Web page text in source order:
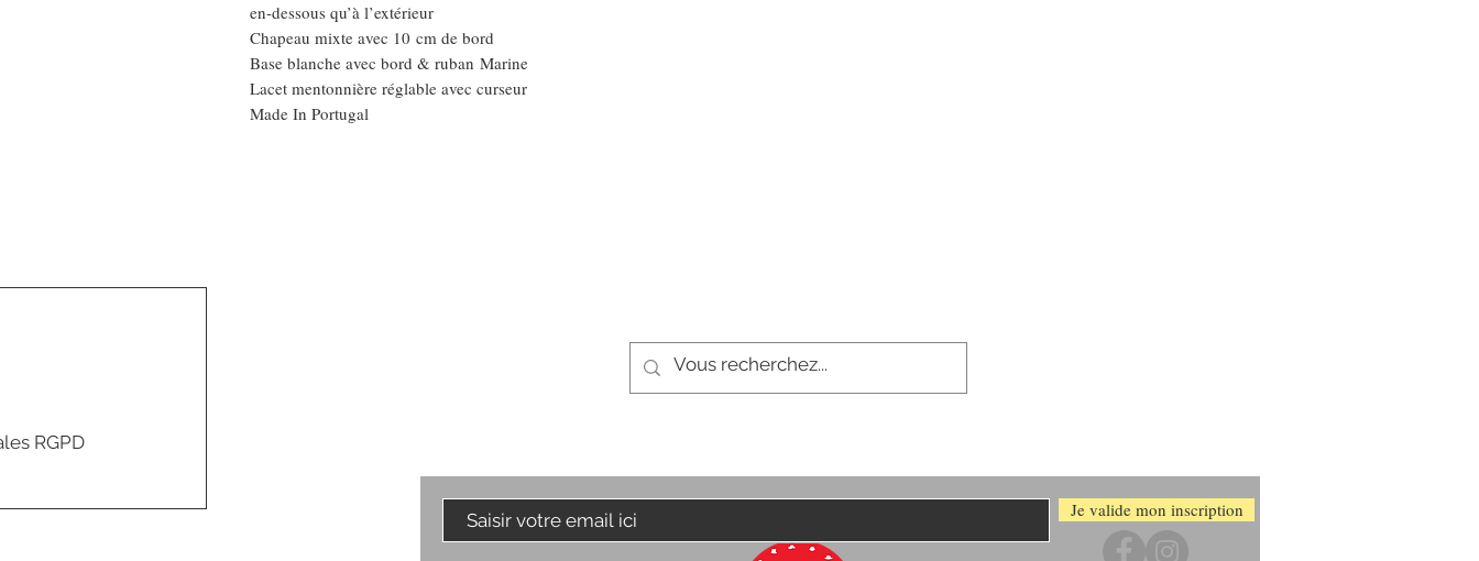
en-dessous qu’à l’extérieur
Chapeau mixte avec 10 cm de bord
Base blanche avec bord & ruban Marine
Lacet mentonnière réglable avec curseur
Made In Portugal
RGPD
Je valide mon inscription